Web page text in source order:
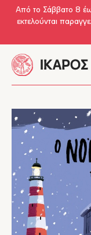
Skip to main content
Από το Σάββατο 8
εκτελούνται